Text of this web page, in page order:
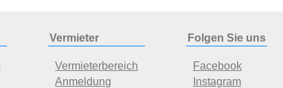
Vermieter
Vermieterbereich
Anmeldung
Folgen Sie uns
Facebook
Instagram